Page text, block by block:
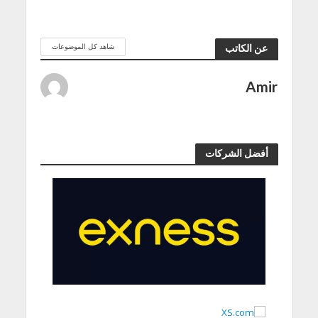
عن الكاتب شاهد كل الموضوعات
Amir
أفضل الشركات